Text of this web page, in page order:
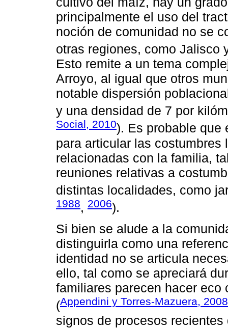
principalmente el uso del
noción de comunidad no se
otras regiones, como Jalisco
Esto remite a un tema
Arroyo, al igual que otros
notable dispersión
y una densidad de 7 por
Social, 2010). Es probable que
para articular las
relacionadas con la familia,
reuniones relativas a
distintas localidades, como
1988, 2006).
Si bien se alude a la
distinguirla como una
identidad no se articula
ello, tal como se apreciará
familiares parecen hacer eco
(Appendini y Torres-Mazuera, 2008
signos de procesos